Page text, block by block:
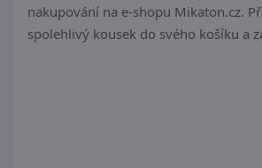
nakupování na e-shopu Mikaton.cz.
spolehlivý kousek do svého košíku a